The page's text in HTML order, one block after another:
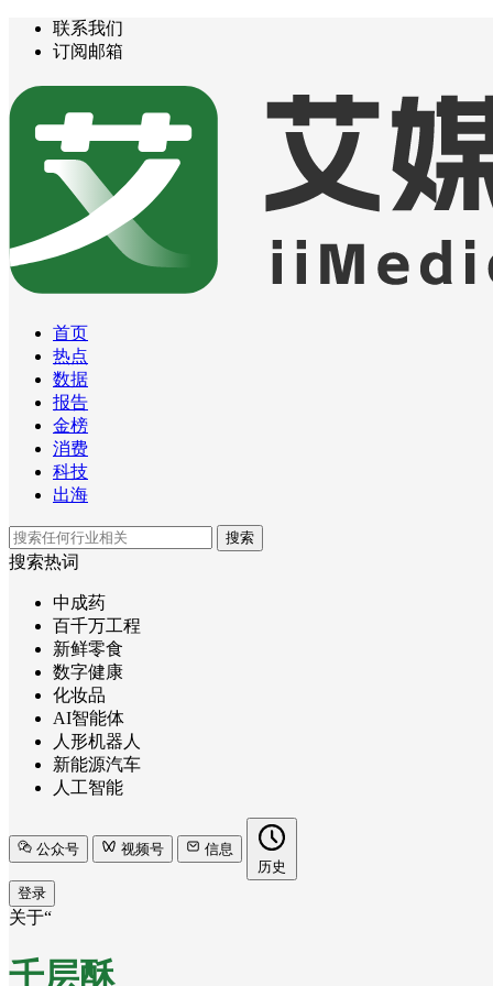
联系我们
订阅邮箱
首页
热点
数据
报告
金榜
消费
科技
出海
搜索
搜索热词
中成药
百千万工程
新鲜零食
数字健康
化妆品
AI智能体
人形机器人
新能源汽车
人工智能
公众号 视频号
信息
历史
登录
关于“
千层酥